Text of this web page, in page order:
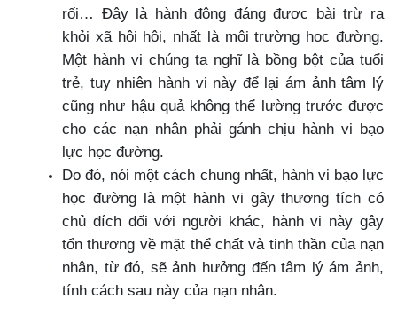
rối… Đây là hành động đáng được bài trừ ra
khỏi xã hội hội, nhất là môi trường học đường.
Một hành vi chúng ta nghĩ là bồng bột của tuổi
trẻ, tuy nhiên hành vi này để lại ám ảnh tâm lý
cũng như hậu quả không thể lường trước được
cho các nạn nhân phải gánh chịu hành vi bạo
lực học đường.
Do đó, nói một cách chung nhất, hành vi bạo lực
học đường là một hành vi gây thương tích có
chủ đích đối với người khác, hành vi này gây
tổn thương về mặt thể chất và tinh thần của nạn
nhân, từ đó, sẽ ảnh hưởng đến tâm lý ám ảnh,
tính cách sau này của nạn nhân.